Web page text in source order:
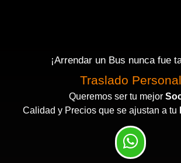
¡Arrendar un Bus nunca fue
Traslado Personal
Queremos ser tu mejor
Calidad y Precios que se ajustan a tu